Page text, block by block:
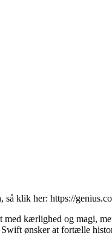
så klik her: https://
kærlighed og magi,
ønsker at fortælle